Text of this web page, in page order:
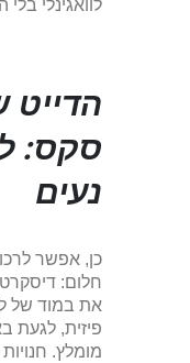
לוואגינלי בלי
סקס:
נעים
כן, אפשר
חלום:
את במוד של
פיזית, לגעת
מומלץ.